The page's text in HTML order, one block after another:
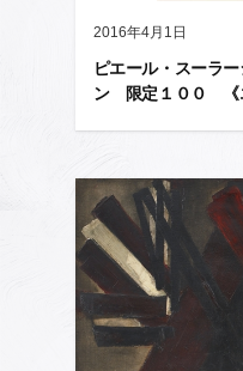
2016年4月1日
ピエール・スーラ
ン 限定１００ 《